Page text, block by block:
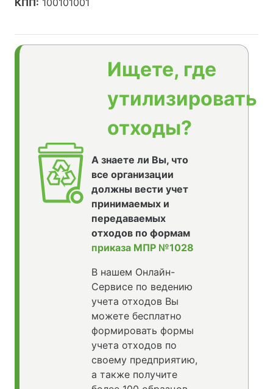
КПП: 100101001
Ищете, где
утилизировать
отходы?
А знаете ли Вы, что
все организации
должны вести учет
принимаемых и
передаваемых
отходов по формам
приказа МПР №1028
В нашем Онлайн-
Сервисе по ведению
учета отходов Вы
можете бесплатно
формировать формы
учета отходов по
своему предприятию,
а также получите